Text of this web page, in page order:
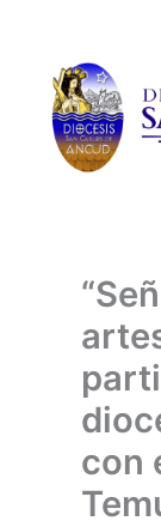
con